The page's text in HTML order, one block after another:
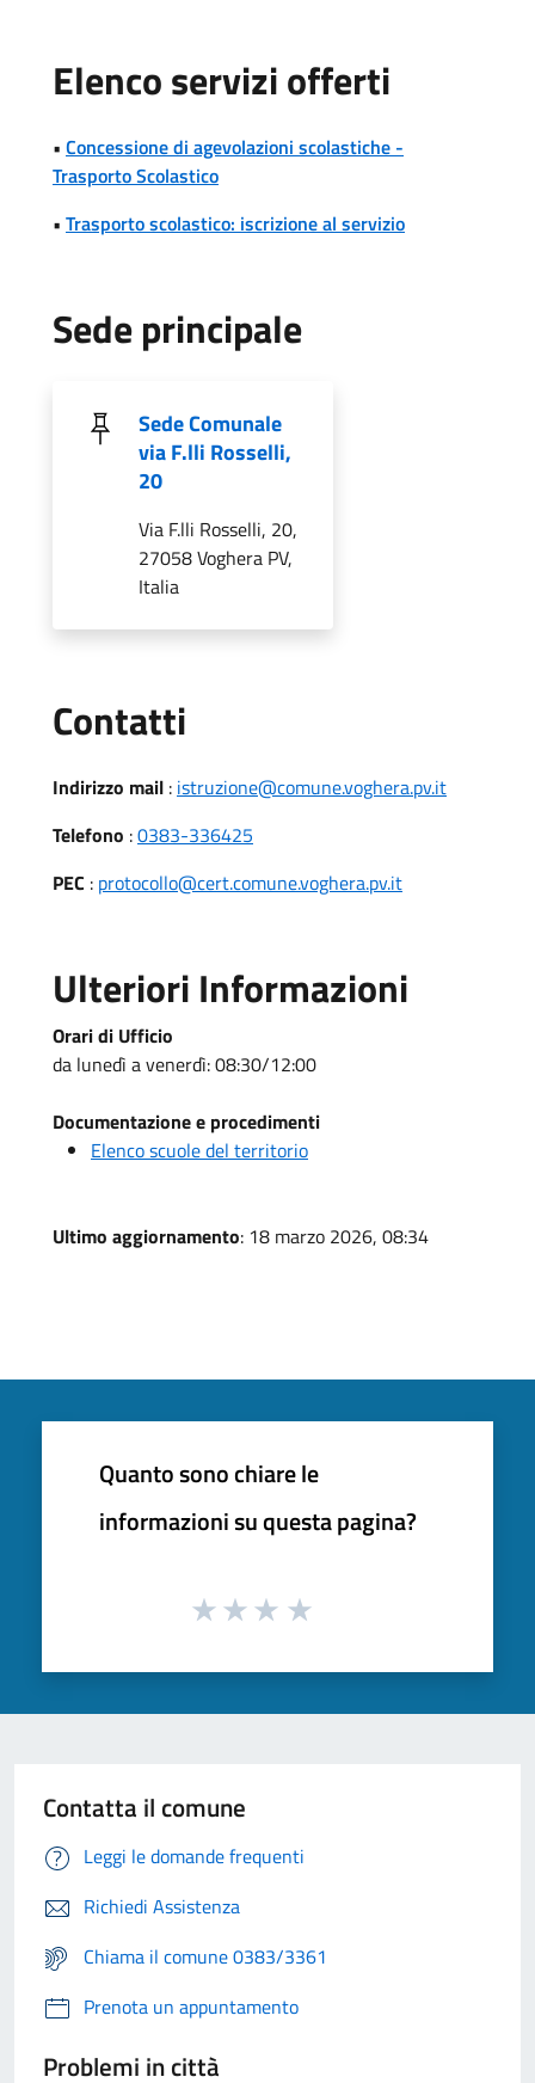
Elenco servizi offerti
• Concessione di agevolazioni scolastiche -
Trasporto Scolastico
• Trasporto scolastico: iscrizione al servizio
Sede principale
Sede Comunale
via F.lli Rosselli,
20
Via F.lli Rosselli, 20,
27058 Voghera PV,
Italia
Contatti
Indirizzo mail : istruzione@comune.voghera.pv.it
Telefono :0383-336425
PEC : protocollo@cert.comune.voghera.pv.it
Ulteriori Informazioni
Orari di Ufficio
da lunedì a venerdì: 08:30/12:00
Documentazione e procedimenti
Elenco scuole del territorio
Ultimo aggiornamento: 18 marzo 2026, 08:34
Quanto sono chiare le
informazioni su questa pagina?
Contatta il comune
Leggi le domande frequenti
Richiedi Assistenza
Chiama il comune 0383/3361
Prenota un appuntamento
Problemi in città